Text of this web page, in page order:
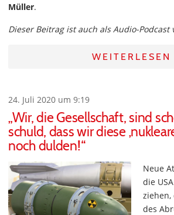
Müller.
Dieser Beitrag ist auch als Audio-Podcast
WEITERLESEN
24. Juli 2020 um 9:19
„Wir, die Gesellschaft, sind
schuld, dass wir diese
noch dulden!“
Neue
die
des